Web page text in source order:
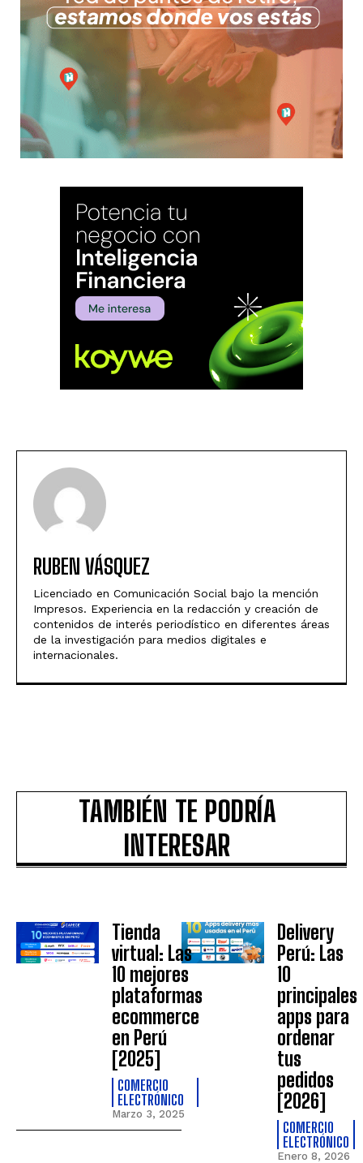
RUBEN VÁSQUEZ
Licenciado en Comunicación Social bajo la mención
Impresos. Experiencia en la redacción y creación de
contenidos de interés periodístico en diferentes áreas
de la investigación para medios digitales e
internacionales.
TAMBIÉN TE PODRÍA
INTERESAR
Tienda
virtual: Las
10 mejores
plataformas
ecommerce
en Perú
[2025]
COMERCIO
ELECTRÓNICO
Marzo 3, 2025
Delivery
Perú: Las
10
principales
apps para
ordenar
tus
pedidos
[2026]
COMERCIO
ELECTRÓNICO
Enero 8, 2026